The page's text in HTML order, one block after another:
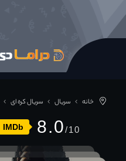
خانه سریال سریال کره ای
IMDb 8.0